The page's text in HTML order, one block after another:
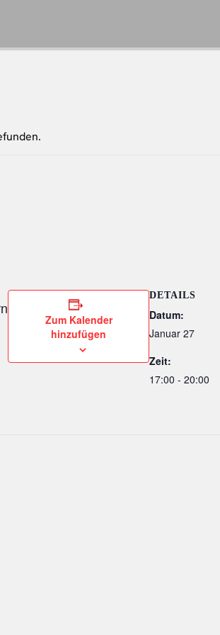
Zum Kalender
hinzufügen
DETAILS
Datum:
Januar 27
Zeit:
17:00 - 20:00